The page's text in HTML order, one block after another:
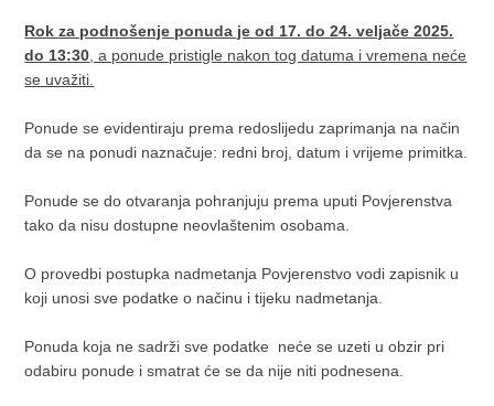
Rok za podnošenje ponuda je od 17. do 24. veljače 2025.
do 13:30, a ponude pristigle nakon tog datuma i vremena neće
se uvažiti.
Ponude se evidentiraju prema redoslijedu zaprimanja na način
da se na ponudi naznačuje: redni broj, datum i vrijeme primitka.
Ponude se do otvaranja pohranjuju prema uputi Povjerenstva
tako da nisu dostupne neovlaštenim osobama.
O provedbi postupka nadmetanja Povjerenstvo vodi zapisnik u
koji unosi sve podatke o načinu i tijeku nadmetanja.
Ponuda koja ne sadrži sve podatke neće se uzeti u obzir pri
odabiru ponude i smatrat će se da nije niti podnesena.